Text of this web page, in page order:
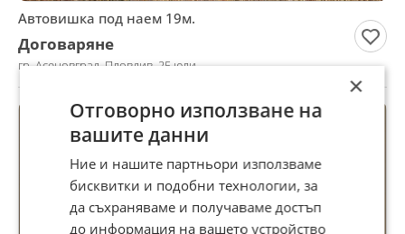
Автовишка под наем 19м.
Договаряне
гр. Асеновград, Пловдив, 25 юли
×
Отговорно използване на
вашите данни
Ние и нашите партньори използваме
бисквитки и подобни технологии, за
да съхраняваме и получаваме достъп
до информация на вашето устройство